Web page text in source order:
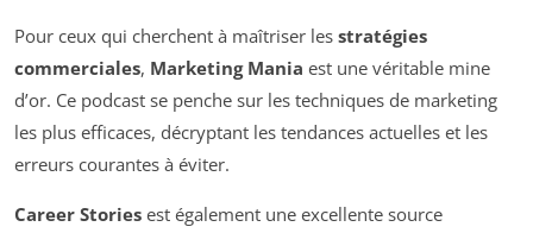
Pour ceux qui cherchent à maîtriser les stratégies
commerciales, Marketing Mania est une véritable mine
d’or. Ce podcast se penche sur les techniques de marketing
les plus efficaces, décryptant les tendances actuelles et les
erreurs courantes à éviter.
Career Stories est également une excellente source